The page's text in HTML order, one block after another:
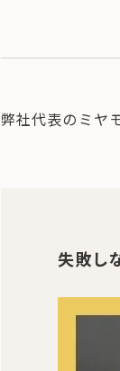
弊社代表のミヤ
失敗し